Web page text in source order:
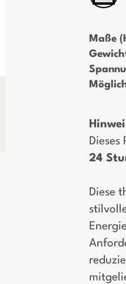
Maße
Dieses
24
Diese